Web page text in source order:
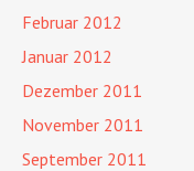
Februar 2012
Januar 2012
Dezember 2011
November 2011
September 2011